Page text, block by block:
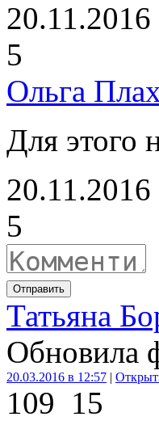
20.11.2016
5
Ольга
Для этого
20.11.2016
5
Отправить
Татьяна
Обновила
20.03.2016 в 12:57 |
109 15